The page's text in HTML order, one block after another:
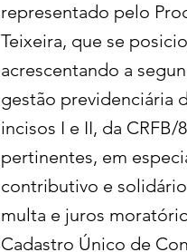
representado pelo
Teixeira, que se
acrescentando a
gestão previdenciária
incisos I e II, da CRFB/
pertinentes, em
contributivo e
multa e juros
Cadastro Único de